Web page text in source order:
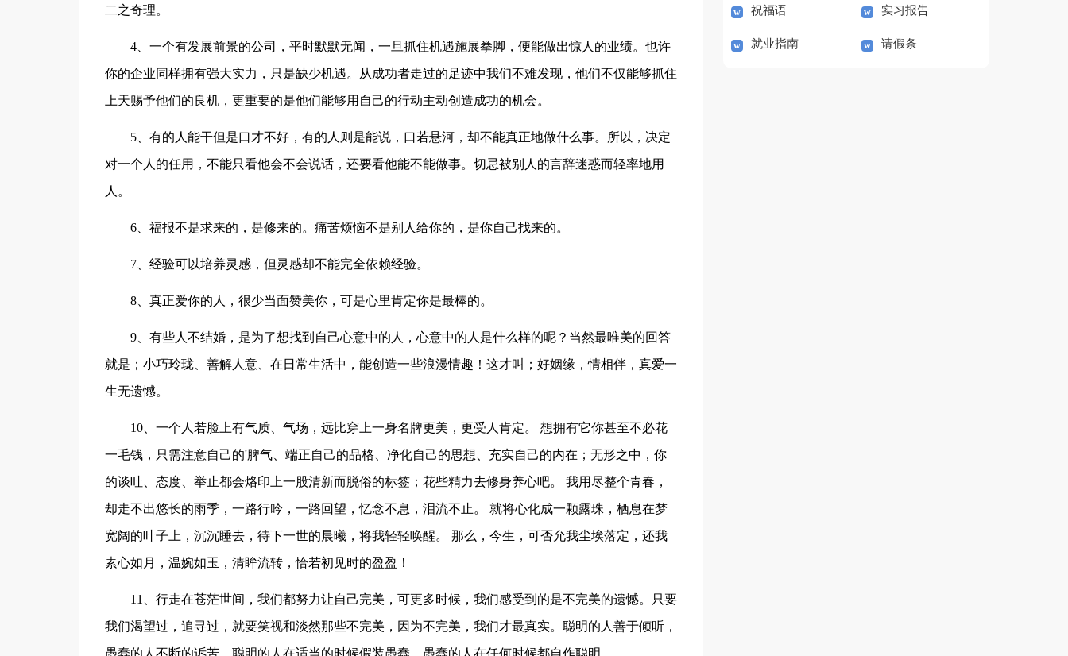
二之奇理。
4、一个有发展前景的公司，平时默默无闻，一旦抓住机遇施展拳脚，便能做出惊人的业绩。也许
你的企业同样拥有强大实力，只是缺少机遇。从成功者走过的足迹中我们不难发现，他们不仅能够抓住
上天赐予他们的良机，更重要的是他们能够用自己的行动主动创造成功的机会。
5、有的人能干但是口才不好，有的人则是能说，口若悬河，却不能真正地做什么事。所以，决定
对一个人的任用，不能只看他会不会说话，还要看他能不能做事。切忌被别人的言辞迷惑而轻率地用
人。
6、福报不是求来的，是修来的。痛苦烦恼不是别人给你的，是你自己找来的。
7、经验可以培养灵感，但灵感却不能完全依赖经验。
8、真正爱你的人，很少当面赞美你，可是心里肯定你是最棒的。
9、有些人不结婚，是为了想找到自己心意中的人，心意中的人是什么样的呢？当然最唯美的回答
就是；小巧玲珑、善解人意、在日常生活中，能创造一些浪漫情趣！这才叫；好姻缘，情相伴，真爱一
生无遗憾。
10、一个人若脸上有气质、气场，远比穿上一身名牌更美，更受人肯定。 想拥有它你甚至不必花
一毛钱，只需注意自己的'脾气、端正自己的品格、净化自己的思想、充实自己的内在；无形之中，你
的谈吐、态度、举止都会烙印上一股清新而脱俗的标签；花些精力去修身养心吧。 我用尽整个青春，
却走不出悠长的雨季，一路行吟，一路回望，忆念不息，泪流不止。 就将心化成一颗露珠，栖息在梦
宽阔的叶子上，沉沉睡去，待下一世的晨曦，将我轻轻唤醒。 那么，今生，可否允我尘埃落定，还我
素心如月，温婉如玉，清眸流转，恰若初见时的盈盈！
11、行走在苍茫世间，我们都努力让自己完美，可更多时候，我们感受到的是不完美的遗憾。只要
我们渴望过，追寻过，就要笑视和淡然那些不完美，因为不完美，我们才最真实。聪明的人善于倾听，
愚蠢的人不断的诉苦。聪明的人在适当的时候假装愚蠢，愚蠢的人在任何时候都自作聪明。
祝福语 实习报告
就业指南 请假条